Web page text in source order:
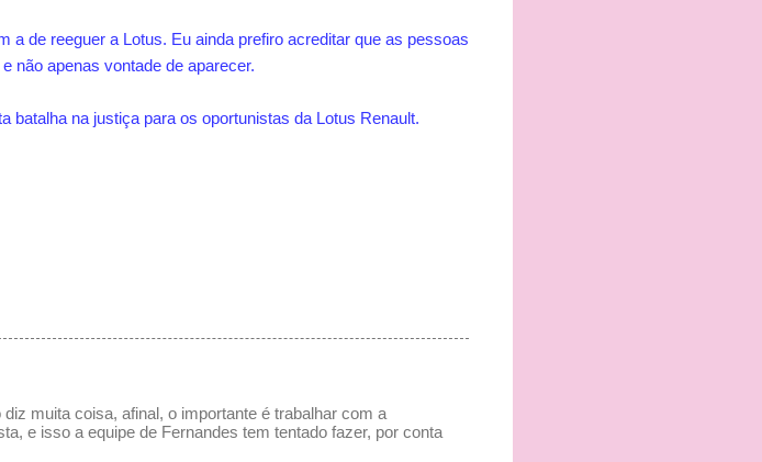
de reeguer a Lotus. Eu ainda prefiro acreditar que as pessoas
não apenas vontade de aparecer.
batalha na justiça para os oportunistas da Lotus Renault.
muita coisa, afinal, o importante é trabalhar com a
e isso a equipe de Fernandes tem tentado fazer, por conta